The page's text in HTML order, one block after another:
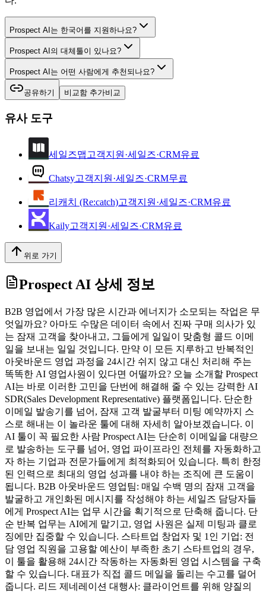
Prospect AI는 한국어를 지원하나요?
Prospect AI의 대체툴이 있나요?
Prospect AI는 어떤 사람에게 추천되나요?
공유하기 비교함 추가비교
유사 도구
세일즈맵 고객지원·세일즈·CRM유료
Chatsy고객지원·세일즈·CRM무료
리캐치 (Re:catch)고객지원·세일즈·CRM유료
Kaily고객지원·세일즈·CRM유료
위로 가기
Prospect AI 상세 정보
B2B 영업에서 가장 많은 시간과 에너지가 소모되는 작업은 무
엇일까요? 아마도 수많은 데이터 속에서 진짜 구매 의사가 있
는 잠재 고객을 찾아내고, 그들에게 일일이 맞춤형 콜드 이메
일을 보내는 일일 것입니다. 만약 이 모든 지루하고 반복적인
아웃바운드 영업 과정을 24시간 쉬지 않고 대신 처리해 주는
똑똑한 AI 영업사원이 있다면 어떨까요? 오늘 소개할 Prospect
AI는 바로 이러한 고민을 단번에 해결해 줄 수 있는 강력한 AI
SDR(Sales Development Representative) 플랫폼입니다. 단순한
이메일 발송기를 넘어, 잠재 고객 발굴부터 미팅 예약까지 스
스로 해내는 이 놀라운 툴에 대해 자세히 알아보겠습니다. 이
AI 툴이 꼭 필요한 사람 Prospect AI는 단순히 이메일을 대량으
로 발송하는 도구를 넘어, 영업 파이프라인 전체를 자동화하고
자 하는 기업과 전문가들에게 최적화되어 있습니다. 특히 한정
된 인력으로 최대의 영업 성과를 내야 하는 조직에 큰 도움이
됩니다. B2B 아웃바운드 영업팀: 매일 수백 명의 잠재 고객을
발굴하고 개인화된 메시지를 작성해야 하는 세일즈 담당자들
에게 Prospect AI는 업무 시간을 획기적으로 단축해 줍니다. 단
순 반복 업무는 AI에게 맡기고, 영업 사원은 실제 미팅과 클로
징에만 집중할 수 있습니다. 스타트업 창업자 및 1인 기업: 전
담 영업 직원을 고용할 예산이 부족한 초기 스타트업의 경우,
이 툴을 활용해 24시간 작동하는 자동화된 영업 시스템을 구축
할 수 있습니다. 대표가 직접 콜드 메일을 돌리는 수고를 덜어
줍니다. 리드 제네레이션 대행사: 클라이언트를 위해 양질의